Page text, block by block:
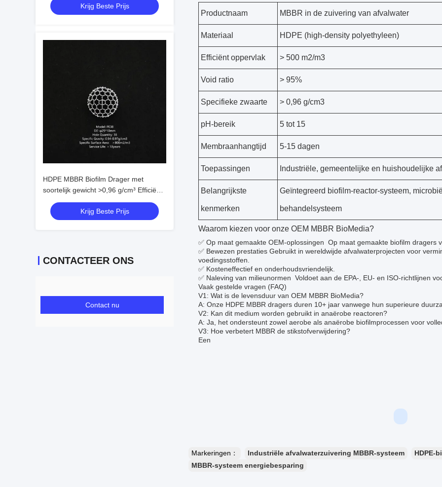
AfvalwaterzuiveringKrijg Beste Prijs
HDPE MBBR Biofilm Drager met
soortelijk gewicht >0,96 g/cm³ Efficiënt
oppervlak >500 m²/m³ en porositeit
>95% voor afvalwaterzuivering
Krijg Beste Prijs
CONTACTEER ONS
Contact nu
Productnaam MBBR in de zuivering van afvalwater
Materiaal HDPE (high-density polyethyleen)
Efficiënt oppervlak > 500 m2/m3
Void ratio > 95%
Specifieke zwaarte > 0,96 g/cm3
pH-bereik 5 tot 15
Membraanhangtijd 5-15 dagen
Toepassingen Industriële, gemeentelijke en huishoudelijke
Belangrijkste
kenmerken
Geïntegreerd biofilm-reactor-systeem,
behandelsysteem
Waarom kiezen voor onze OEM MBBR BioMedia?
✅ Op maat gemaakte OEM-oplossingen ️ Op maat gemaakte biofilm dragers
✅ Bewezen prestaties Gebruikt in wereldwijde afvalwaterprojecten voor
voedingsstoffen.
✅ Kosteneffectief en onderhoudsvriendelijk.
✅ Naleving van milieunormen ️ Voldoet aan de EPA-, EU- en ISO-richtlijnen
Vaak gestelde vragen (FAQ)
V1: Wat is de levensduur van OEM MBBR BioMedia?
A: Onze HDPE MBBR dragers duren 10+ jaar vanwege hun superieure
V2: Kan dit medium worden gebruikt in anaërobe reactoren?
A: Ja, het ondersteunt zowel aerobe als anaërobe biofilmprocessen voor
V3: Hoe verbetert MBBR de stikstofverwijdering?
Een
Markeringen： Industriële afvalwaterzuivering MBBR-systeem
HDPE-
MBBR-systeem energiebesparing